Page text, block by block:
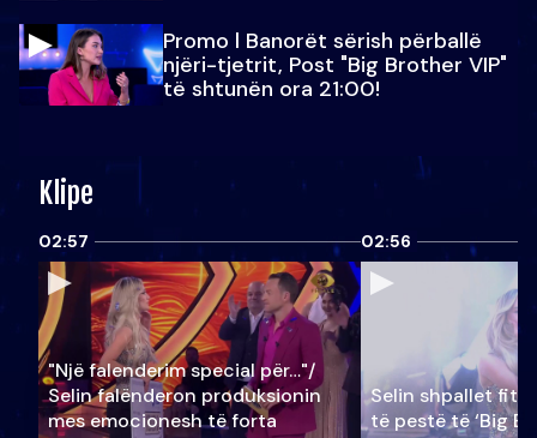
Promo l Banorët sërish përballë
njëri-tjetrit, Post "Big Brother VIP"
të shtunën ora 21:00!
Klipe
02:57
"Një falenderim special për…"/
Selin falënderon produksionin
mes emocionesh të forta
02:56
Selin shpallet
të pestë të ‘Big